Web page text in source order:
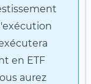
en ETF
aurez